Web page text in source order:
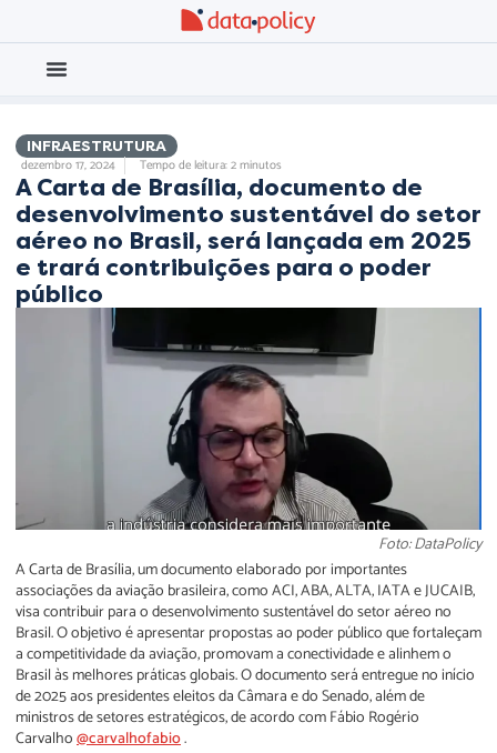
INFRAESTRUTURA
dezembro 17, 2024 Tempo de leitura: 2 minutos
A Carta de Brasília, documento de
desenvolvimento sustentável do setor
aéreo no Brasil, será lançada em 2025
e trará contribuições para o poder
público
Foto: DataPolicy
A Carta de Brasília, um documento elaborado por importantes
associações da aviação brasileira, como ACI, ABA, ALTA, IATA e JUCAIB,
visa contribuir para o desenvolvimento sustentável do setor aéreo no
Brasil. O objetivo é apresentar propostas ao poder público que fortaleçam
a competitividade da aviação, promovam a conectividade e alinhem o
Brasil às melhores práticas globais. O documento será entregue no início
de 2025 aos presidentes eleitos da Câmara e do Senado, além de
ministros de setores estratégicos, de acordo com Fábio Rogério
Carvalho@carvalhofabio.